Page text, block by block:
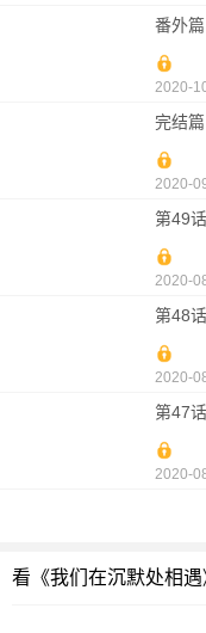
2020-
完结
2020-
第49
2020-
第48
2020-
第47
2020-
看《我们在沉默处相